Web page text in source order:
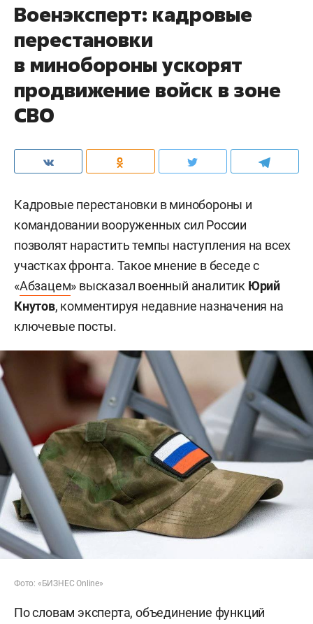
Военэксперт: кадровые
перестановки
в минобороны ускорят
продвижение войск в зоне
СВО
Кадровые перестановки в минобороны и
командовании вооруженных сил России
позволят нарастить темпы наступления на всех
участках фронта. Такое мнение в беседе с
«Абзацем» высказал военный аналитик Юрий
Кнутов, комментируя недавние назначения на
ключевые посты.
Фото: «БИЗНЕС Online»
По словам эксперта, объединение функций